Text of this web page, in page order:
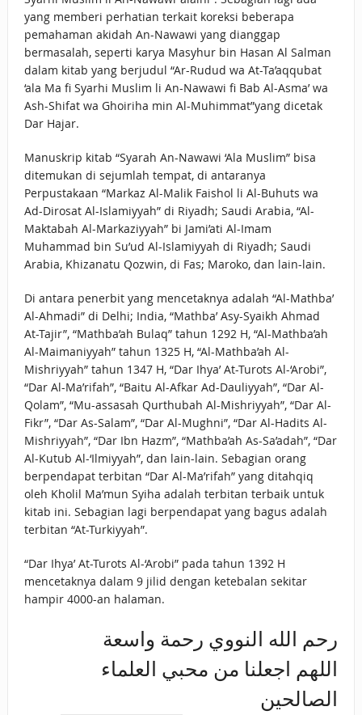
yang memberi perhatian terkait koreksi beberapa
pemahaman akidah An-Nawawi yang dianggap
bermasalah, seperti karya Masyhur bin Hasan Al Salman
dalam kitab yang berjudul “Ar-Rudud wa At-Ta’aqqubat
‘ala Ma fi Syarhi Muslim li An-Nawawi fi Bab Al-Asma’ wa
Ash-Shifat wa Ghoiriha min Al-Muhimmat”yang dicetak
Dar Hajar.
Manuskrip kitab “Syarah An-Nawawi ‘Ala Muslim” bisa
ditemukan di sejumlah tempat, di antaranya
Perpustakaan “Markaz Al-Malik Faishol li Al-Buhuts wa
Ad-Dirosat Al-Islamiyyah” di Riyadh; Saudi Arabia, “Al-
Maktabah Al-Markaziyyah” bi Jami’ati Al-Imam
Muhammad bin Su’ud Al-Islamiyyah di Riyadh; Saudi
Arabia, Khizanatu Qozwin, di Fas; Maroko, dan lain-lain.
Di antara penerbit yang mencetaknya adalah “Al-Mathba’
Al-Ahmadi” di Delhi; India, “Mathba’ Asy-Syaikh Ahmad
At-Tajir”, “Mathba’ah Bulaq” tahun 1292 H, “Al-Mathba’ah
Al-Maimaniyyah” tahun 1325 H, “Al-Mathba’ah Al-
Mishriyyah” tahun 1347 H, “Dar Ihya’ At-Turots Al-‘Arobi”,
“Dar Al-Ma’rifah”, “Baitu Al-Afkar Ad-Dauliyyah”, “Dar Al-
Qolam”, “Mu-assasah Qurthubah Al-Mishriyyah”, “Dar Al-
Fikr”, “Dar As-Salam”, “Dar Al-Mughni”, “Dar Al-Hadits Al-
Mishriyyah”, “Dar Ibn Hazm”, “Mathba’ah As-Sa’adah”, “Dar
Al-Kutub Al-‘Ilmiyyah”, dan lain-lain. Sebagian orang
berpendapat terbitan “Dar Al-Ma’rifah” yang ditahqiq
oleh Kholil Ma’mun Syiha adalah terbitan terbaik untuk
kitab ini. Sebagian lagi berpendapat yang bagus adalah
terbitan “At-Turkiyyah”.
“Dar Ihya’ At-Turots Al-‘Arobi” pada tahun 1392 H
mencetaknya dalam 9 jilid dengan ketebalan sekitar
hampir 4000-an halaman.
رحم الله النووي رحمة واسعة
اللهم اجعلنا من محبي العلماء
الصالحين